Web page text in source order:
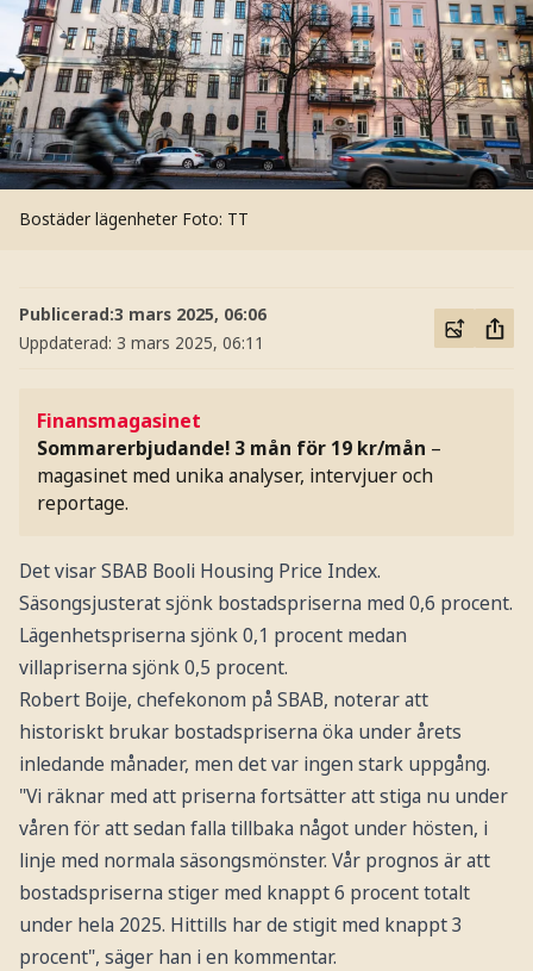
Bostäder lägenheter Foto: TT
Publicerad:3 mars 2025, 06:06
Uppdaterad: 3 mars 2025, 06:11
Finansmagasinet
Sommarerbjudande! 3 mån för 19 kr/mån –
magasinet med unika analyser, intervjuer och
reportage.
Det visar SBAB Booli Housing Price Index.
Säsongsjusterat sjönk bostadspriserna med 0,6 procent.
Lägenhetspriserna sjönk 0,1 procent medan
villapriserna sjönk 0,5 procent.
Robert Boije, chefekonom på SBAB, noterar att
historiskt brukar bostadspriserna öka under årets
inledande månader, men det var ingen stark uppgång.
"Vi räknar med att priserna fortsätter att stiga nu under
våren för att sedan falla tillbaka något under hösten, i
linje med normala säsongsmönster. Vår prognos är att
bostadspriserna stiger med knappt 6 procent totalt
under hela 2025. Hittills har de stigit med knappt 3
procent", säger han i en kommentar.